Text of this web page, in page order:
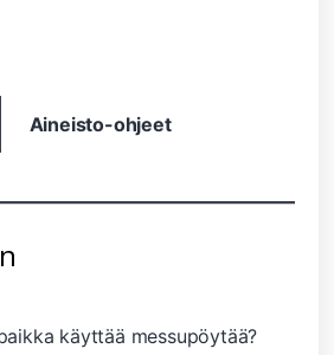
Aineisto-ohjeet
käyttää messupöytää?